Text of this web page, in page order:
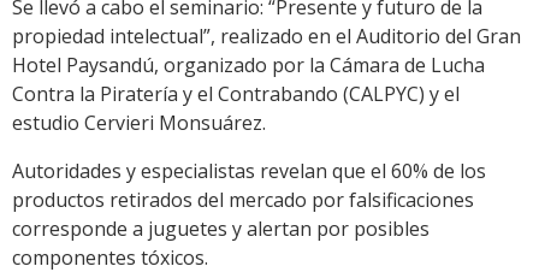
Se llevó a cabo el seminario: “Presente y futuro de la
propiedad intelectual”, realizado en el Auditorio del Gran
Hotel Paysandú, organizado por la Cámara de Lucha
Contra la Piratería y el Contrabando (CALPYC) y el
estudio Cervieri Monsuárez.
Autoridades y especialistas revelan que el 60% de los
productos retirados del mercado por falsificaciones
corresponde a juguetes y alertan por posibles
componentes tóxicos.